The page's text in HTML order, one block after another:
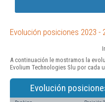
Evolución posiciones 2023 -
A continuación le mostramos la
Evolium Technologies Slu por cada
Evolución